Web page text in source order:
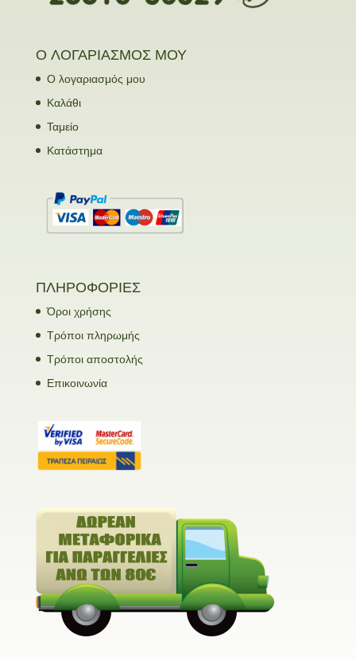
Ο ΛΟΓΑΡΙΑΣΜΟΣ ΜΟΥ
Ο λογαριασμός μου
Καλάθι
Ταμείο
Κατάστημα
ΠΛΗΡΟΦΟΡΙΕΣ
Όροι χρήσης
Τρόποι πληρωμής
Τρόποι αποστολής
Επικοινωνία